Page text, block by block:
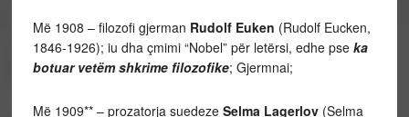
Më 1908 – filozofi gjerman Rudolf Euken (Rudolf Eucken,
1846-1926); iu dha çmimi “Nobel” për letërsi, edhe pse ka
botuar vetëm shkrime filozofike; Gjermnai;
Më 1909** – prozatorja suedeze Selma Lagerlov (Selma